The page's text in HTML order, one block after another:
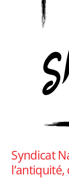
Syndicat